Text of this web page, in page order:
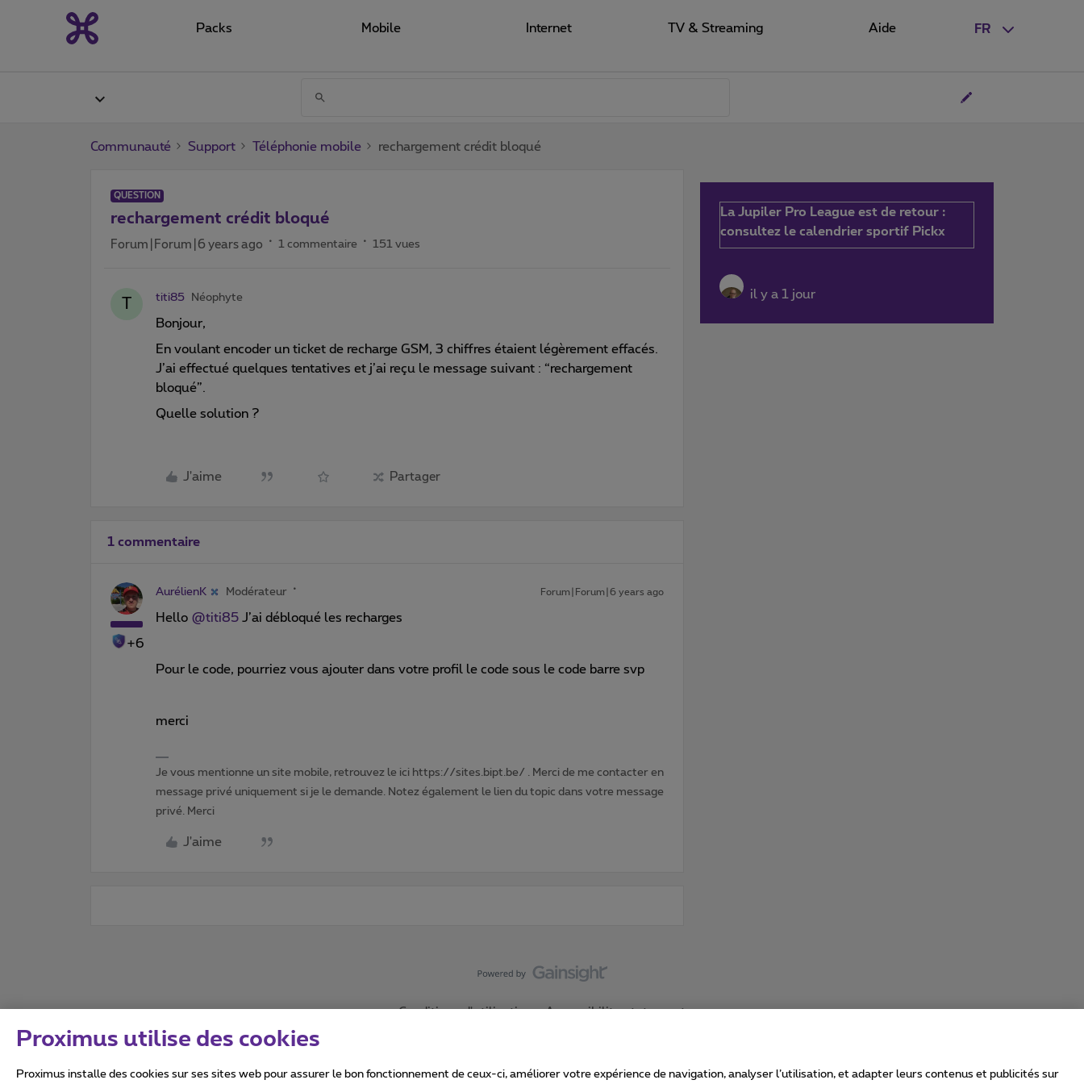
FR
Packs Mobile Internet TV & Streaming Aide
Communauté Support Téléphonie mobile rechargement crédit bloqué
QUESTION
rechargement crédit bloqué
Forum|Forum|6 years ago 1 commentaire 151 vues
T titi85 Néophyte
Bonjour,
En voulant encoder un ticket de recharge GSM, 3 chiffres étaient légèrement effacés.
J’ai effectué quelques tentatives et j’ai reçu le message suivant : “rechargement
bloqué”.
Quelle solution ?
J'aime Partager
1 commentaire
+6
AurélienK Modérateur Forum|Forum|6 years ago
Hello @titi85 J’ai débloqué les recharges
Pour le code, pourriez vous ajouter dans votre profil le code sous le code barre svp
merci
Je vous mentionne un site mobile, retrouvez le ici https://sites.bipt.be/ . Merci de me contacter en
message privé uniquement si je le demande. Notez également le lien du topic dans votre message
privé. Merci
J'aime
La Jupiler Pro League est de retour :
consultez le calendrier sportif Pickx
il y a 1 jour
Conditions d'utilisation Accessibility statement
Proximus utilise des cookies
Proximus installe des cookies sur ses sites web pour assurer le bon fonctionnement de ceux-ci, améliorer votre expérience de navigation, analyser l’utilisation, et adapter leurs contenus et publicités sur